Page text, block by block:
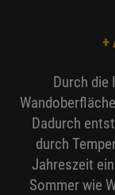
+
Durch die
Dadurch
durch
Jahreszeit
Sommer wie